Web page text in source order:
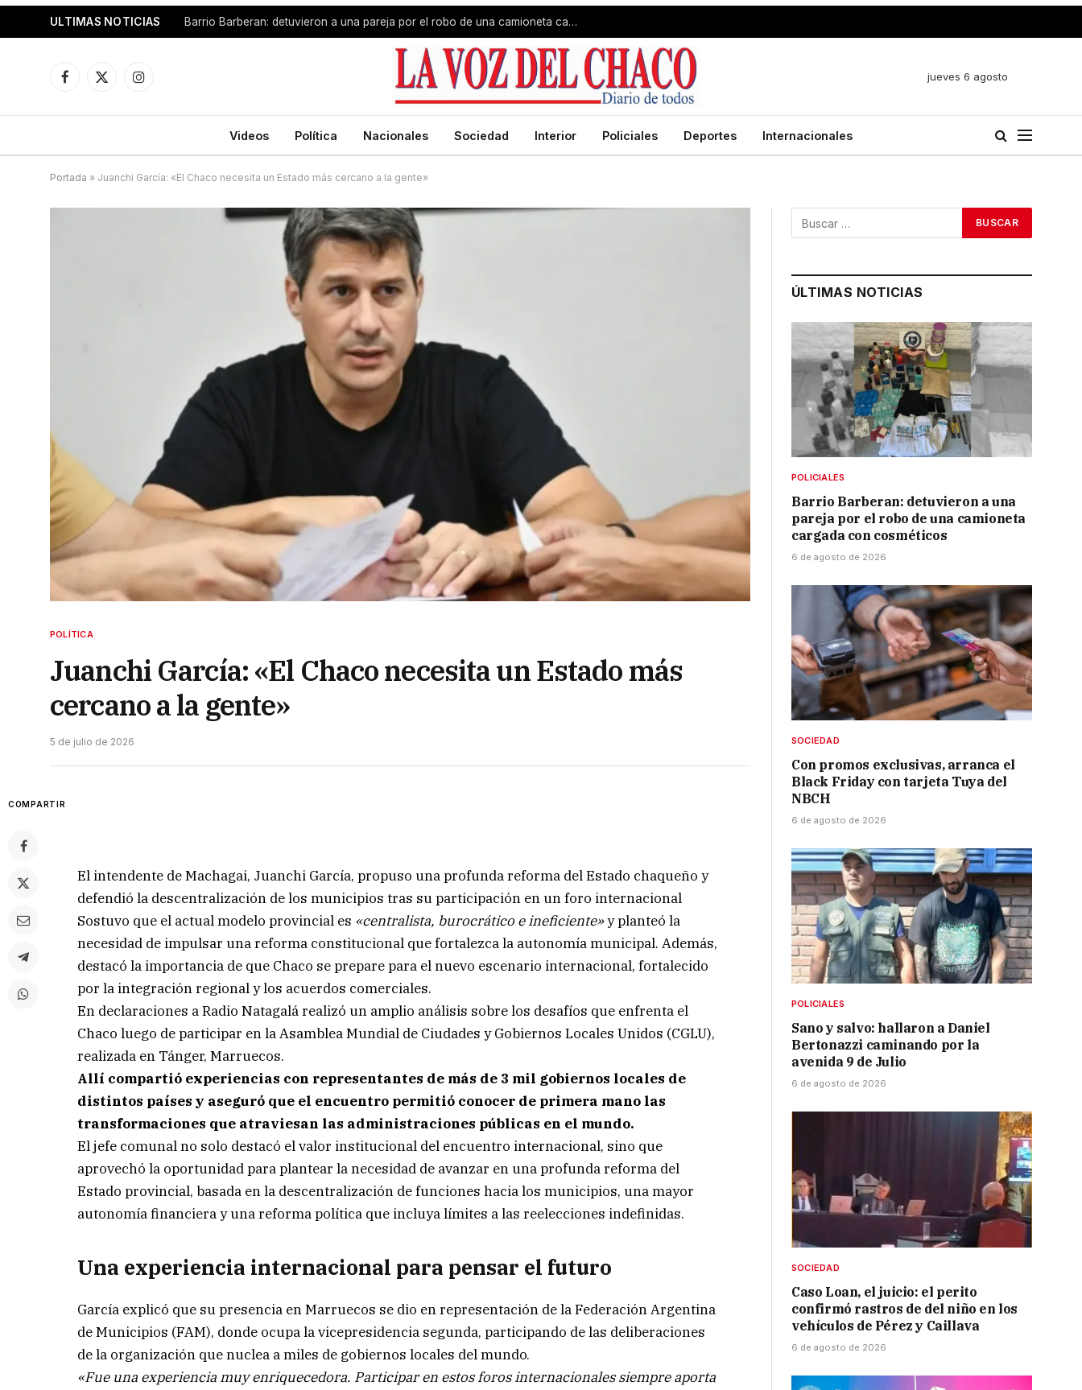
ULTIMAS NOTICIAS Barrio Barberan: detuvieron a una pareja por el robo de una camioneta cargada con cosméticos
Facebook
X
Instagram
jueves 6 agosto
Videos Política Nacionales Sociedad Interior Policiales Deportes Internacionales
Portada » Juanchi García: «El Chaco necesita un Estado más cercano a la gente»
POLÍTICA
Juanchi García: «El Chaco necesita un Estado más
cercano a la gente»
5 de julio de 2026
COMPARTIR
El intendente de Machagai, Juanchi García, propuso una profunda reforma del Estado chaqueño y
defendió la descentralización de los municipios tras su participación en un foro internacional
Sostuvo que el actual modelo provincial es «centralista, burocrático e ineficiente»y planteó la
necesidad de impulsar una reforma constitucional que fortalezca la autonomía municipal. Además,
destacó la importancia de que Chaco se prepare para el nuevo escenario internacional, fortalecido
por la integración regional y los acuerdos comerciales.
En declaraciones a Radio Natagalá realizó un amplio análisis sobre los desafíos que enfrenta el
Chaco luego de participar en la Asamblea Mundial de Ciudades y Gobiernos Locales Unidos (CGLU),
realizada en Tánger, Marruecos.
Allí compartió experiencias con representantes de más de 3 mil gobiernos locales de
distintos países y aseguró que el encuentro permitió conocer de primera mano las
transformaciones que atraviesan las administraciones públicas en el mundo.
El jefe comunal no solo destacó el valor institucional del encuentro internacional, sino que
aprovechó la oportunidad para plantear la necesidad de avanzar en una profunda reforma del
Estado provincial, basada en la descentralización de funciones hacia los municipios, una mayor
autonomía financiera y una reforma política que incluya límites a las reelecciones indefinidas.
Una experiencia internacional para pensar el futuro
García explicó que su presencia en Marruecos se dio en representación de la Federación Argentina
de Municipios (FAM), donde ocupa la vicepresidencia segunda, participando de las deliberaciones
de la organización que nuclea a miles de gobiernos locales del mundo.
«Fue una experiencia muy enriquecedora. Participar en estos foros internacionales siempre aporta
ÚLTIMAS NOTICIAS
POLICIALES
Barrio Barberan: detuvieron a una
pareja por el robo de una camioneta
cargada con cosméticos
6 de agosto de 2026
SOCIEDAD
Con promos exclusivas, arranca el
Black Friday con tarjeta Tuya del
NBCH
6 de agosto de 2026
POLICIALES
Sano y salvo: hallaron a Daniel
Bertonazzi caminando por la
avenida 9 de Julio
6 de agosto de 2026
SOCIEDAD
Caso Loan, el juicio: el perito
confirmó rastros de del niño en los
vehículos de Pérez y Caillava
6 de agosto de 2026